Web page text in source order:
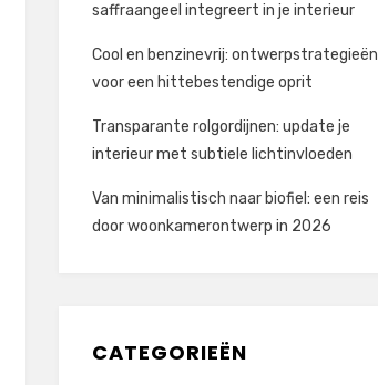
saffraangeel integreert in je interieur
Cool en benzinevrij: ontwerpstrategieën
voor een hittebestendige oprit
Transparante rolgordijnen: update je
interieur met subtiele lichtinvloeden
Van minimalistisch naar biofiel: een reis
door woonkamerontwerp in 2026
CATEGORIEËN